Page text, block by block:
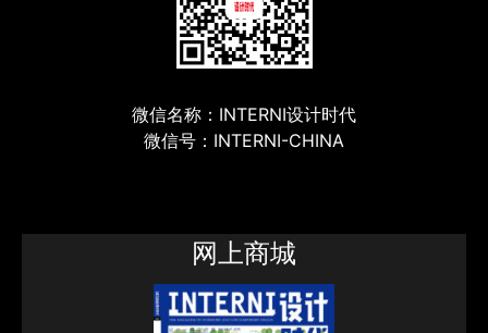
微信名称：INTERNI设计时代
微信号：INTERNI-CHINA
网上商城